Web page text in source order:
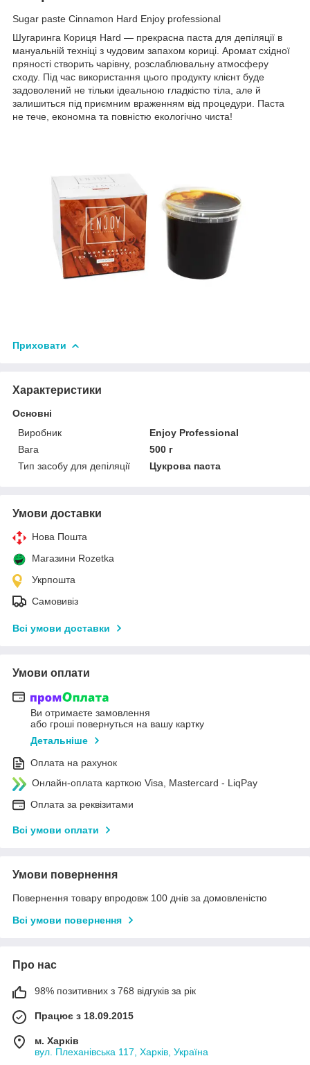
Sugar paste Cinnamon Hard Enjoy professional
Шугаринга Кориця Hard — прекрасна паста для депіляції в
мануальній техніці з чудовим запахом кориці. Аромат східної
пряності створить чарівну, розслаблювальну атмосферу
сходу. Під час використання цього продукту клієнт буде
задоволений не тільки ідеальною гладкістю тіла, але й
залишиться під приємним враженням від процедури. Паста
не тече, економна та повністю екологічно чиста!
Приховати
Характеристики
Основні
Виробник
Enjoy Professional
Вага
500 г
Тип засобу для депіляції
Цукрова паста
Умови доставки
Нова Пошта
Магазини Rozetka
Укрпошта
Самовивіз
Всі умови доставки
Умови оплати
Ви отримаєте замовлення
або гроші повернуться на вашу картку
Детальніше
Оплата на рахунок
Онлайн-оплата карткою Visa, Mastercard - LiqPay
Оплата за реквізитами
Всі умови оплати
Умови повернення
Повернення товару впродовж 100 днів за домовленістю
Всі умови повернення
Про нас
98% позитивних з 768 відгуків за рік
Працює з 18.09.2015
м. Харків
вул. Плеханівська 117, Харків, Україна